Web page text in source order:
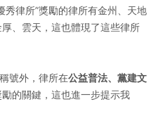
秀律所”獎勵的律所有金州、天地
、雲天，這也體現了這些律所
號外，律所在公益普法、黨建文
的關鍵，這也進一步提示我